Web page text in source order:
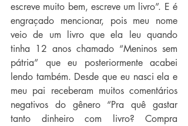
escreve muito bem, escreve um livro”. E é
engraçado mencionar, pois meu nome
veio de um livro que ela leu quando
tinha 12 anos chamado “Meninos sem
pátria” que eu posteriormente acabei
lendo também. Desde que eu nasci ela e
meu pai receberam muitos comentários
negativos do gênero “Pra quê gastar
tanto dinheiro com livro? Compra